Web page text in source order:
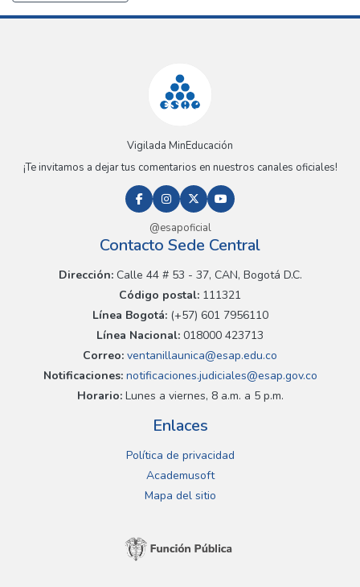
Vigilada MinEducación
¡Te invitamos a dejar tus comentarios en nuestros canales oficiales!
@esapoficial
Contacto Sede Central
Dirección:Calle 44 # 53 - 37, CAN, Bogotá D.C.
Código postal: 111321
Línea Bogotá:(+57) 601 7956110
Línea Nacional: 018000 423713
Correo: ventanillaunica@esap.edu.co
Notificaciones:notificaciones.judiciales@esap.gov.co
Horario:Lunes a viernes, 8 a.m. a 5 p.m.
Enlaces
Política de privacidad
Academusoft
Mapa del sitio